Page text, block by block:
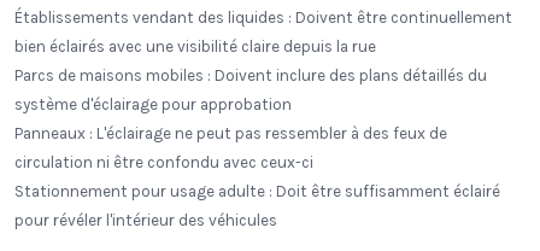
Établissements vendant des liquides : Doivent être continuellement
bien éclairés avec une visibilité claire depuis la rue
Parcs de maisons mobiles : Doivent inclure des plans détaillés du
système d'éclairage pour approbation
Panneaux : L'éclairage ne peut pas ressembler à des feux de
circulation ni être confondu avec ceux-ci
Stationnement pour usage adulte : Doit être suffisamment éclairé
pour révéler l'intérieur des véhicules
Alecies Grocery